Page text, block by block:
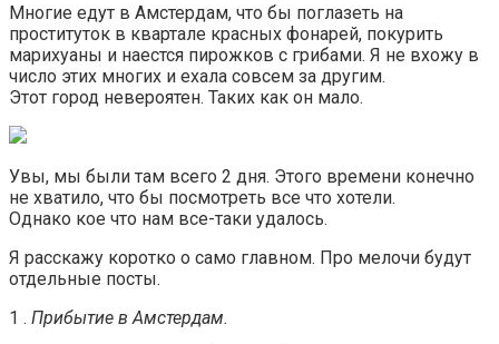
Многие едут в Амстердам, что бы поглазеть на
проституток в квартале красных фонарей, покурить
марихуаны и наестся пирожков с грибами. Я не вхожу в
число этих многих и ехала совсем за другим.
Этот город невероятен. Таких как он мало.
Увы, мы были там всего 2 дня. Этого времени конечно
не хватило, что бы посмотреть все что хотели.
Однако кое что нам все-таки удалось.
Я расскажу коротко о само главном. Про мелочи будут
отдельные посты.
1 . Прибытие в Амстердам.